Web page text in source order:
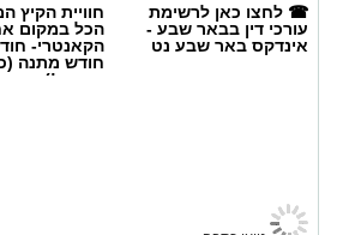
אבל כבד בקהילת הרפואה וההצלה
מוערך במגן דוד אדום, הוא ההרוג
☎ לחצו כאן לרשימת
עורכי דין בבאר שבע -
אינדקס באר שבע נט
חוויית הקיץ
הכל במקום
הקאנטרי-
חודש מתנה
החגים!)
באר שבע נט